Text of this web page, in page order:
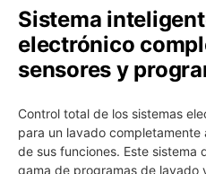
Sistema
electrónico
sensores y
Control total de los sistemas
para un lavado
de sus funciones. Este sistema
gama de programas de lavado